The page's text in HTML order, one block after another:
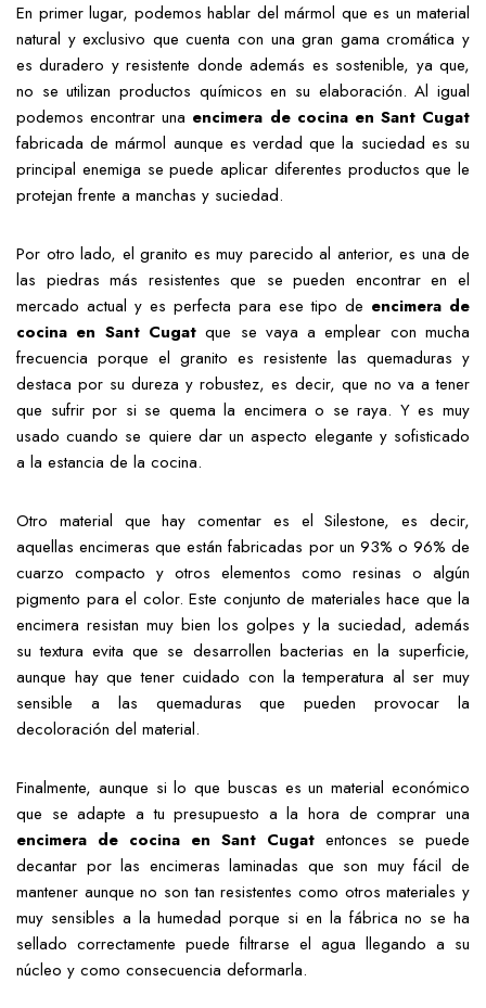
En primer lugar, podemos hablar del mármol que es un material
natural y exclusivo que cuenta con una gran gama cromática y
es duradero y resistente donde además es sostenible, ya que,
no se utilizan productos químicos en su elaboración. Al igual
podemos encontrar una encimera de cocina en Sant Cugat
fabricada de mármol aunque es verdad que la suciedad es su
principal enemiga se puede aplicar diferentes productos que le
protejan frente a manchas y suciedad.
Por otro lado, el granito es muy parecido al anterior, es una de
las piedras más resistentes que se pueden encontrar en el
mercado actual y es perfecta para ese tipo de encimera de
cocina en Sant Cugatque se vaya a emplear con mucha
frecuencia porque el granito es resistente las quemaduras y
destaca por su dureza y robustez, es decir, que no va a tener
que sufrir por si se quema la encimera o se raya. Y es muy
usado cuando se quiere dar un aspecto elegante y sofisticado
a la estancia de la cocina.
Otro material que hay comentar es el Silestone, es decir,
aquellas encimeras que están fabricadas por un 93% o 96% de
cuarzo compacto y otros elementos como resinas o algún
pigmento para el color. Este conjunto de materiales hace que la
encimera resistan muy bien los golpes y la suciedad, además
su textura evita que se desarrollen bacterias en la superficie,
aunque hay que tener cuidado con la temperatura al ser muy
sensible a las quemaduras que pueden provocar la
decoloración del material.
Finalmente, aunque si lo que buscas es un material económico
que se adapte a tu presupuesto a la hora de comprar una
encimera de cocina en Sant Cugat entonces se puede
decantar por las encimeras laminadas que son muy fácil de
mantener aunque no son tan resistentes como otros materiales y
muy sensibles a la humedad porque si en la fábrica no se ha
sellado correctamente puede filtrarse el agua llegando a su
núcleo y como consecuencia deformarla.